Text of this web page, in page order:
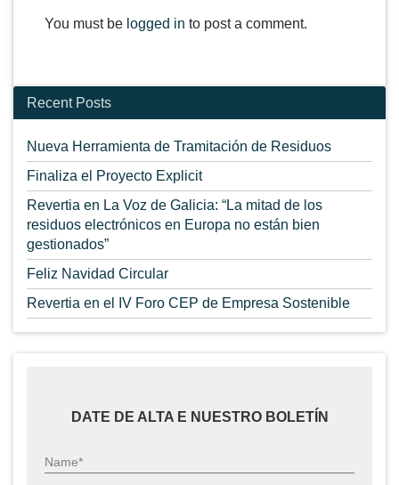
You must be logged in to post a comment.
Recent Posts
Nueva Herramienta de Tramitación de Residuos
Finaliza el Proyecto Explicit
Revertia en La Voz de Galicia: “La mitad de los
residuos electrónicos en Europa no están bien
gestionados”
Feliz Navidad Circular
Revertia en el IV Foro CEP de Empresa Sostenible
DATE DE ALTA E NUESTRO BOLETÍN
Name*